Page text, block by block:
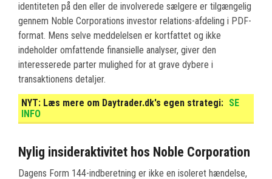
identiteten på den eller de involverede sælgere er tilgængelig
gennem Noble Corporations investor relations-afdeling i PDF-
format. Mens selve meddelelsen er kortfattet og ikke
indeholder omfattende finansielle analyser, giver den
interesserede parter mulighed for at grave dybere i
transaktionens detaljer.
NYT: Læs mere om Daytrader.dk's egen strategi: SE
INFO
Nylig insideraktivitet hos Noble Corporation
Dagens Form 144-indberetning er ikke en isoleret hændelse,